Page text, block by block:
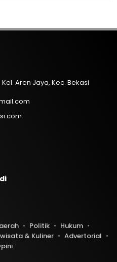
Aren Jaya, Kec. Bekasi
Politik
Hukum
& Kuliner
Advertorial